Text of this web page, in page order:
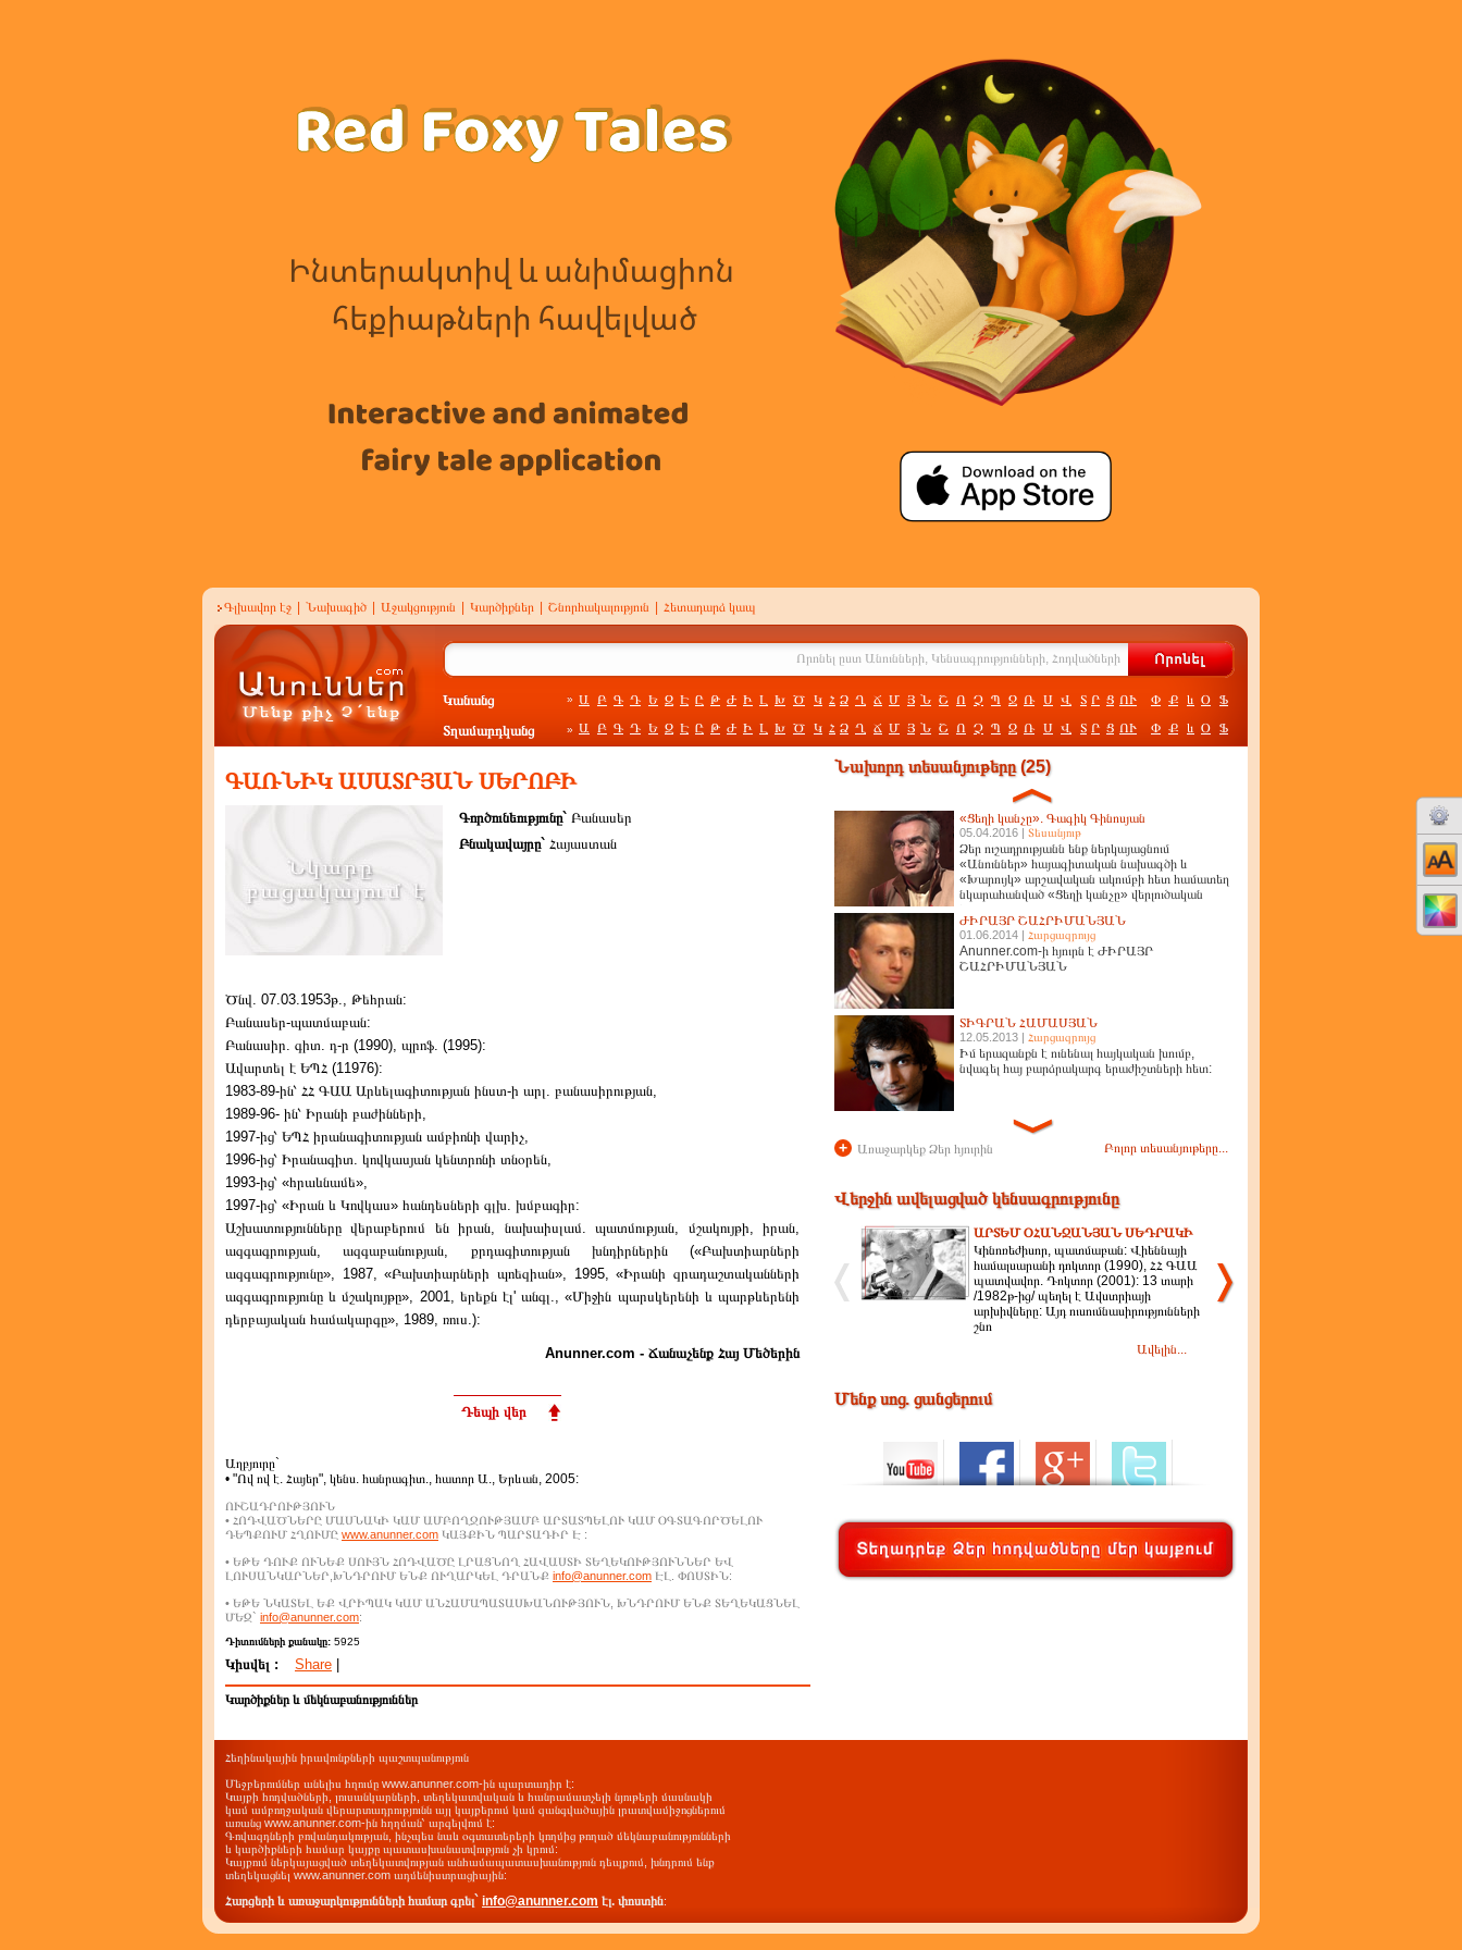
Գլխավոր էջ Նախագիծ Աջակցություն Կարծիքներ Շնորհակալություն Հետադարձ կապ
Կանանց » Ա Բ Գ Դ Ե Զ Է Ը Թ Ժ Ի Լ Խ Ծ Կ Հ Ձ Ղ Ճ Մ Յ Ն Շ Ո Չ Պ Ջ Ռ Ս Վ Տ Ր Ց ՈՒ Փ Ք և Օ Ֆ
Տղամարդկանց » Ա Բ Գ Դ Ե Զ Է Ը Թ Ժ Ի Լ Խ Ծ Կ Հ Ձ Ղ Ճ Մ Յ Ն Շ Ո Չ Պ Ջ Ռ Ս Վ Տ Ր Ց ՈՒ Փ Ք և Օ Ֆ
ԳԱՌՆԻԿ ԱՍԱՏՐՅԱՆ ՍԵՐՈԲԻ
Գործունեությունը` Բանասեր
Բնակավայրը` Հայաստան
Ծնվ. 07.03.1953թ., Թեհրան:
Բանասեր-պատմաբան:
Բանասիր. գիտ. դ-ր (1990), պրոֆ. (1995):
Ավարտել է ԵՊՀ (11976):
1983-89-ին՝ ՀՀ ԳԱԱ Արևելագիտության ինստ-ի արլ. բանասիրության,
1989-96- ին՝ Իրանի բաժինների,
1997-ից՝ ԵՊՀ իրանագիտության ամբիոնի վարիչ,
1996-ից՝ Իրանագիտ. կովկասյան կենտրոնի տնօրեն,
1993-ից՝ «հրաևնամե»,
1997-ից՝ «Իրան և Կովկաս» հանդեսների գլխ. խմբագիր:
Աշխատությունները վերաբերում են իրան, նախաիսլամ. պատմության, մշակույթի, իրան,
ազգագրության, ազգաբանության, քրդագիտության խնդիրներին («Բախտիարների
ազգագրությունը», 1987, «Բախտիարների պոեզիան», 1995, «Իրանի զրադաշտականների
ազգագրությունը և մշակույթը», 2001, երեքն էլ' անգլ., «Միջին պարսկերենի և պարթևերենի
դերբայական համակարգը», 1989, ռուս.):
Anunner.com - Ճանաչենք Հայ Մեծերին
Դեպի վեր
Աղբյուրը`
• "Ով ով է. Հայեր", կենս. հանրագիտ., հատոր Ա., Երևան, 2005:
ՈՒՇԱԴՐՈՒԹՅՈՒՆ
• ՀՈԴՎԱԾՆԵՐԸ ՄԱՍՆԱԿԻ ԿԱՄ ԱՄԲՈՂՋՈՒԹՅԱՄԲ ԱՐՏԱՏՊԵԼՈՒ ԿԱՄ ՕԳՏԱԳՈՐԾԵԼՈՒ
ԴԵՊՔՈՒՄ ՀՂՈՒՄԸ www.anunner.com ԿԱՅՔԻՆ ՊԱՐՏԱԴԻՐ Է :
• ԵԹԵ ԴՈՒՔ ՈՒՆԵՔ ՍՈՒՅՆ ՀՈԴՎԱԾԸ ԼՐԱՑՆՈՂ ՀԱՎԱՍՏԻ ՏԵՂԵԿՈՒԹՅՈՒՆՆԵՐ ԵՎ
ԼՈՒՍԱՆԿԱՐՆԵՐ,ԽՆԴՐՈՒՄ ԵՆՔ ՈՒՂԱՐԿԵԼ ԴՐԱՆՔ info@anunner.com ԷԼ. ՓՈՍՏԻՆ:
• ԵԹԵ ՆԿԱՏԵԼ ԵՔ ՎՐԻՊԱԿ ԿԱՄ ԱՆՀԱՄԱՊԱՏԱՍԽԱՆՈՒԹՅՈՒՆ, ԽՆԴՐՈՒՄ ԵՆՔ ՏԵՂԵԿԱՑՆԵԼ
ՄԵԶ` info@anunner.com:
Դիտումների քանակը: 5925
Կիսվել : Share
Կարծիքներ և մեկնաբանություններ
Նախորդ տեսանյութերը (25)
«Ցեղի կանչը». Գագիկ Գինոսյան
05.04.2016 | Տեսանյութ
Ձեր ուշադրությանն ենք ներկայացնում
«Անուններ» հայագիտական նախագծի և
«Խարույկ» արշավական ակումբի հետ համատեղ
նկարահանված «Ցեղի կանչը» վերլուծական
ԺԻՐԱՅՐ ՇԱՀՐԻՄԱՆՅԱՆ
01.06.2014 | Հարցազրույց
Anunner.com-ի հյուրն է ԺԻՐԱՅՐ
ՇԱՀՐԻՄԱՆՅԱՆ
ՏԻԳՐԱՆ ՀԱՄԱՍՅԱՆ
12.05.2013 | Հարցազրույց
Իմ երազանքն է ունենալ հայկական խումբ,
նվագել հայ բարձրակարգ երաժիշտների հետ:
+ Առաջարկեք Ձեր հյուրին Բոլոր տեսանյութերը...
Վերջին ավելացված կենսագրությունը
ԱՐՏԵՄ ՕՀԱՆՋԱՆՅԱՆ ՍԵԴՐԱԿԻ
Կինոռեժիսոր, պատմաբան: Վիեննայի
համալսարանի դոկտոր (1990), ՀՀ ԳԱԱ
պատվավոր. Դոկտոր (2001): 13 տարի
/1982թ-ից/ պեղել է Ավստրիայի
արխիվները: Այդ ուսումնասիրությունների
շնո
Ավելին...
Մենք սոց. ցանցերում
Հեղինակային իրավունքների պաշտպանություն
Մեջբերումներ անելիս հղումը www.anunner.com-ին պարտադիր է:
Կայքի հոդվածների, լուսանկարների, տեղեկատվական և հանրամատչելի նյութերի մասնակի
կամ ամբողջական վերարտադրությունն այլ կայքերում կամ զանգվածային լրատվամիջոցներում
առանց www.anunner.com-ին հղղման՝ արգելվում է:
Գովազդների բովանդակության, ինչպես նաև օգտատերերի կողմից թողած մեկնաբանությունների
և կարծիքների համար կայքը պատասխանատվություն չի կրում:
Կայքում ներկայացված տեղեկատվության անհամապատասխանություն դեպքում, խնդրում ենք
տեղեկացնել www.anunner.com ադմենիստրացիային:
Հարցերի և առաջարկությունների համար գրել` info@anunner.com էլ. փոստին: